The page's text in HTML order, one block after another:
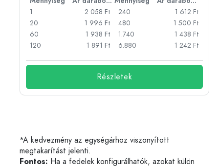
1
2 058 Ft
20
1 996 Ft
60
1 938 Ft
120
1 891 Ft
240
1 612 Ft
480
1 500 Ft
1.740
1 438 Ft
6.880
1 242 Ft
Részletek
*A kedvezmény az egységárhoz viszonyított
megtakarítást jelenti.
Fontos: Ha a fedelek konfigurálhatók, azokat külön